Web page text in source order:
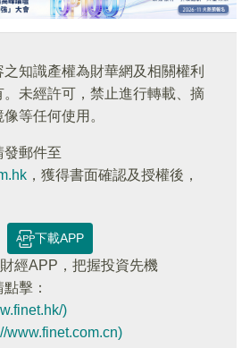
知識產權為財華網及相關權利
。未經許可，禁止進行轉載、摘
等任何使用。
發郵件至
，獲得書面確認及授權後，
下載APP
經APP，把握投資先機
擊：
)
www.finet.com.cn)